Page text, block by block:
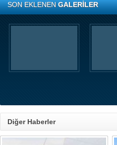
SON EKLENENGALERİLER
Diğer Haberler